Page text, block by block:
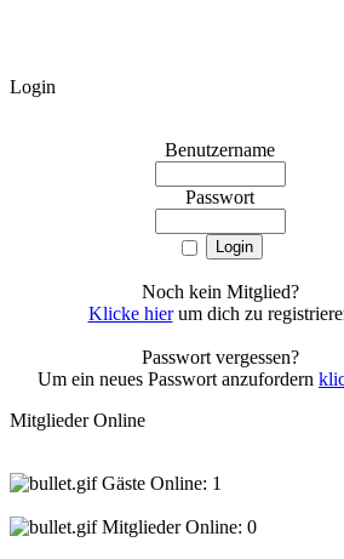
Login
Benutzername
Passwort
Noch kein Mitglied?
Klicke hierum dich zu
Passwort vergessen?
Um ein neues Passwort anzufordern
Mitglieder Online
Gäste Online: 1
Mitglieder Online: 0